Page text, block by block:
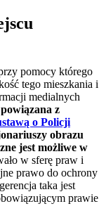
pomocy którego
tego mieszkania i
medialnych
z
o Policji
obrazu
jest możliwe w
w sferę praw i
prawo do ochrony
taka jest
prawie